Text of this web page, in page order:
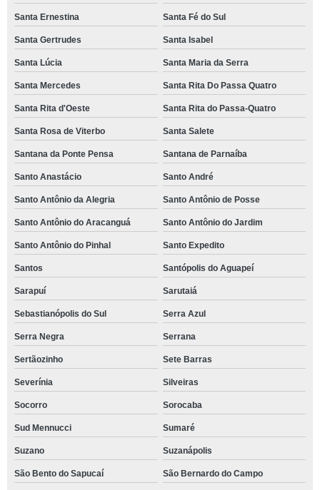
Santa Ernestina Santa Fé do Sul
Santa Gertrudes Santa Isabel
Santa Lúcia Santa Maria da Serra
Santa Mercedes Santa Rita Do Passa Quatro
Santa Rita d'Oeste Santa Rita do Passa-Quatro
Santa Rosa de Viterbo Santa Salete
Santana da Ponte Pensa Santana de Parnaíba
Santo Anastácio Santo André
Santo Antônio da Alegria Santo Antônio de Posse
Santo Antônio do Aracanguá Santo Antônio do Jardim
Santo Antônio do Pinhal Santo Expedito
Santos Santópolis do Aguapeí
Sarapuí Sarutaiá
Sebastianópolis do Sul Serra Azul
Serra Negra Serrana
Sertãozinho Sete Barras
Severínia Silveiras
Socorro Sorocaba
Sud Mennucci Sumaré
Suzano Suzanápolis
São Bento do Sapucaí São Bernardo do Campo